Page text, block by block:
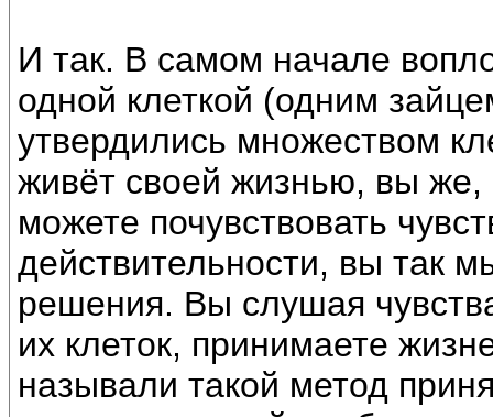
И так. В самом начале
одной клеткой (одним
утвердились множеством
живёт своей жизнью, вы же,
можете почувствовать
действительности, вы так
решения. Вы слушая
их клеток, принимаете
называли такой метод